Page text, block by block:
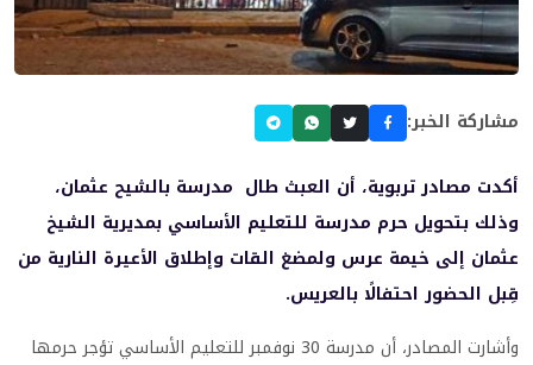
مشاركة الخبر:
أكدت مصادر تربوية، أن العبث طال مدرسة بالشيح عثمان،
وذلك بتحويل حرم مدرسة للتعليم الأساسي بمديرية الشيخ
عثمان إلى خيمة عرس ولمضغ القات وإطلاق الأعيرة النارية من
قِبل الحضور احتفالًا بالعريس.
وأشارت المصادر، أن مدرسة 30 نوفمبر للتعليم الأساسي تؤجر حرمها